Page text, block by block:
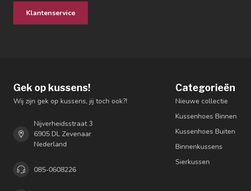
Klantenservice
Gek op kussens!
Wij zijn gek op kussens, jij toch ook?!
Nijverheidsstraat 3
6905 DL Zevenaar
Nederland
085-0608226
Categorieën
Nieuwe collectie
Kussenhoes Binnen
Kussenhoes Buiten
Binnenkussens
Sierkussen